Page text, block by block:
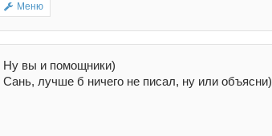
Меню
Ну вы и помощники)
Сань, лучше б ничего не писал, ну или объясни)